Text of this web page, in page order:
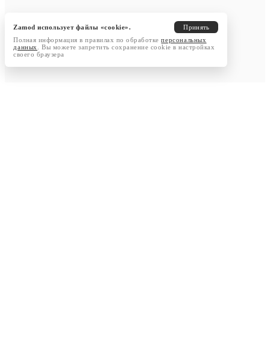
Zamod использует файлы «cookie».
Принять
Полная информация в правилах по обработкеперсональных
данных
. Вы можете запретить сохранение cookie в настройках
своего браузера